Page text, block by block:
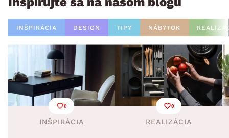
INŠPIRÁCIA DESIGN TIPY NÁBYTOK
0
INŠPIRÁCIA
0
REALIZÁCIA